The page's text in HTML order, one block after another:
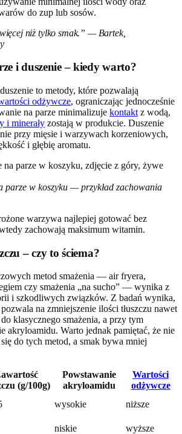
do zup lub sosów.
więcej niż tylko smak.” — Bartek,
i duszenie – kiedy warto?
to metody, które pozwalają
odżywcze, ograniczając jednocześnie
na parze minimalizuje kontakt z wodą,
i minerały zostają w produkcie. Duszenie
przy mięsie i warzywach korzeniowych,
i głębię aromatu.
parze w koszyku — przykład zachowania
warzywa najlepiej gotować bez
zachowają maksimum witamin.
– czy to ściema?
metod smażenia — air fryera,
czy smażenia „na sucho” — wynika z
i szkodliwych związków. Z badań wynika,
na zmniejszenie ilości tłuszczu nawet
klasycznego smażenia, a przy tym
akryloamidu. Warto jednak pamiętać, że nie
do tych metod, a smak bywa mniej
(g/100g)
Powstawanie
akryloamidu
Wartości
odżywcze
wysokie
niższe
niskie wyższe